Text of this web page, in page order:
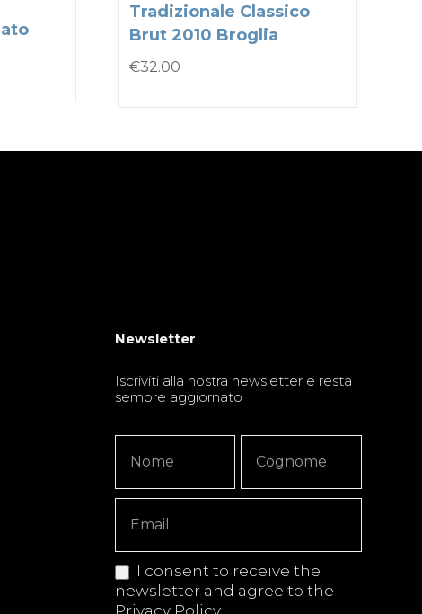
Tradizionale Classico
Brut 2010 Broglia
€32.00
Newsletter
Iscriviti alla nostra newsletter e resta
sempre aggiornato
Signup
Copy
I consent to receive the
newsletter and agree to the